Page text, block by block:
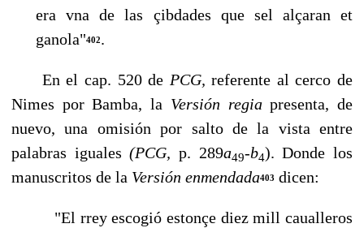
era vna de las çibdades que sel alçaran et
ganola"402.
En el cap. 520 de PCG,referente al cerco de
Nimes por Bamba, la Versión regiapre­senta, de
nuevo, una omisión por salto de la vista entre
palabras iguales(PCG,p. 289a49-b4). Donde los
manuscritos de la Versión enmendada403 dicen:
"El rrey escogió estonçe diez mill caualleros